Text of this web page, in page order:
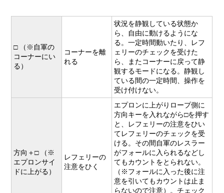
□ （※自軍の
コーナーにい
る）
コーナーを離
れる
状況を静観している状態か
ら、自由に動けるようにな
る。一定時間動いたり、レフ
ェリーのチェックを受けた
ら、またコーナーに戻って静
観するモードになる。静観し
ている間の一定時間、操作を
受け付けない。
方向＋□ （※
エプロンサイ
ドに上がる）
レフェリーの
注意をひく
エプロンに上がりロープ側に
方向キーを入れながら□を押す
と、レフェリーの注意をひい
てレフェリーのチェックを受
ける。その間自軍のレスラー
がフォールに入られるなどし
てもカウントをとられない。
（※フォールに入った後に注
意を引いてもカウントは止ま
らないので注意）。チェック